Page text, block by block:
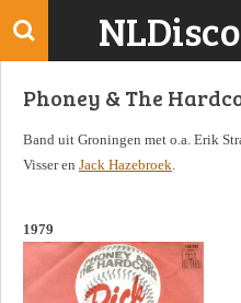
Ga
dePhoney & The
Band uit Groningen met o.a. Erik
Visser en Jack Hazebroek.
1979